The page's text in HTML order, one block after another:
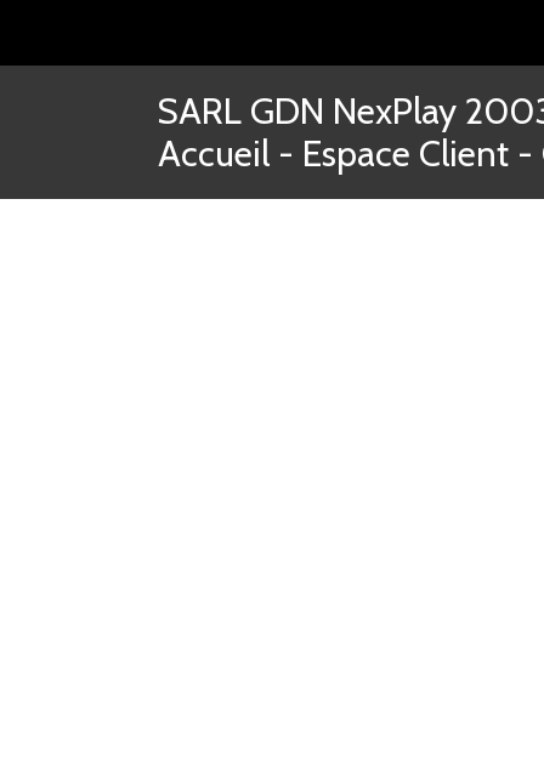
SARL GDN NexPlay
Accueil - Espace Client -